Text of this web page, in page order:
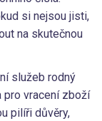
si nejsou jisti,
na skutečnou
služeb rodný
vracení zboží
pilíři důvěry,